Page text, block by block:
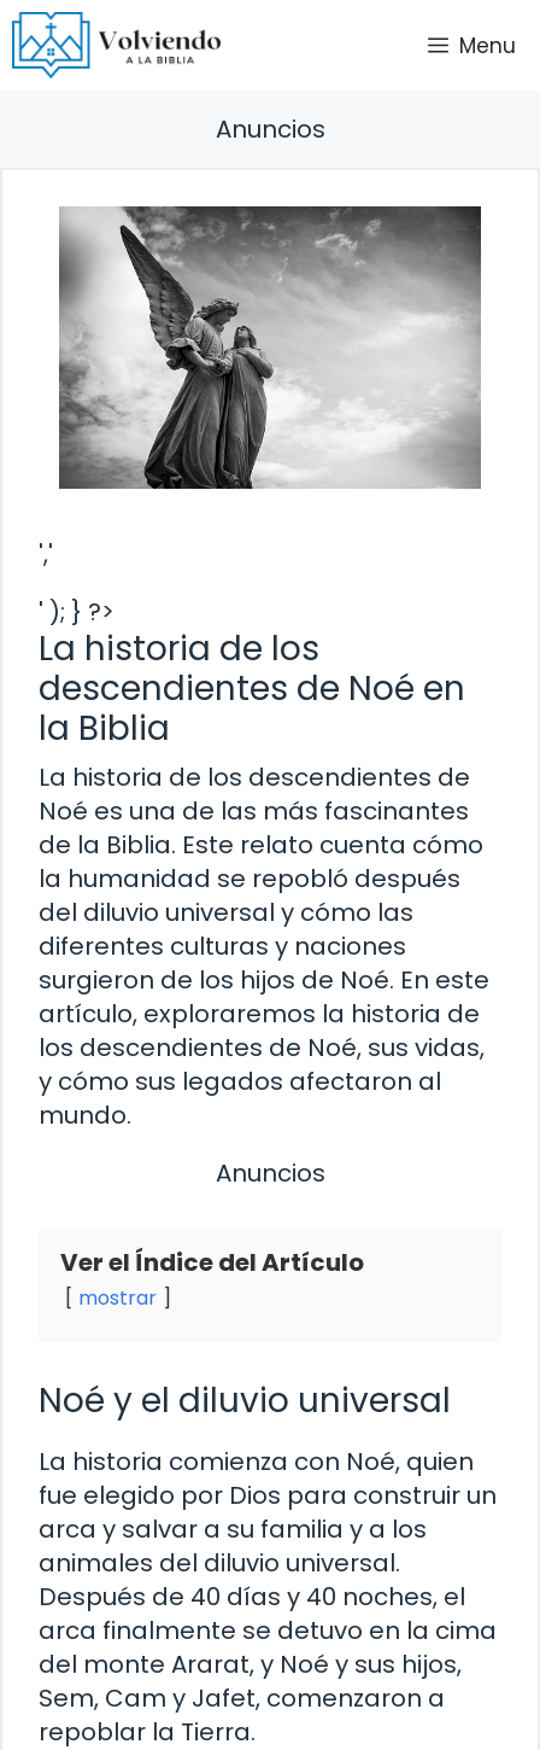
Saltar
al
contenido
Menu
Anuncios
','
' ); } ?>
La historia de los
descendientes de Noé en
la Biblia
La historia de los descendientes de
Noé es una de las más fascinantes
de la Biblia. Este relato cuenta cómo
la humanidad se repobló después
del diluvio universal y cómo las
diferentes culturas y naciones
surgieron de los hijos de Noé. En este
artículo, exploraremos la historia de
los descendientes de Noé, sus vidas,
y cómo sus legados afectaron al
mundo.
Anuncios
Ver el Índice del Artículo
mostrar
Noé y el diluvio universal
La historia comienza con Noé, quien
fue elegido por Dios para construir un
arca y salvar a su familia y a los
animales del diluvio universal.
Después de 40 días y 40 noches, el
arca finalmente se detuvo en la cima
del monte Ararat, y Noé y sus hijos,
Sem, Cam y Jafet, comenzaron a
repoblar la Tierra.